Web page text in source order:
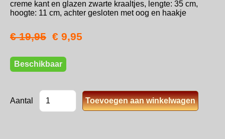
creme kant en glazen zwarte kraaltjes, lengte: 35 cm,
hoogte: 11 cm, achter gesloten met oog en haakje
€ 19,95 € 9,95
Beschikbaar
Aantal